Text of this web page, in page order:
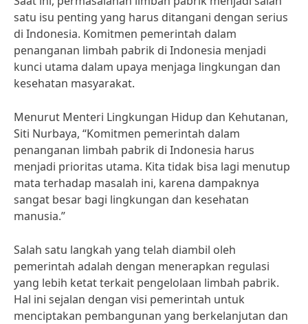
satu isu penting yang harus ditangani dengan serius
di Indonesia. Komitmen pemerintah dalam
penanganan limbah pabrik di Indonesia menjadi
kunci utama dalam upaya menjaga lingkungan dan
kesehatan masyarakat.
Menurut Menteri Lingkungan Hidup dan Kehutanan,
Siti Nurbaya, “Komitmen pemerintah dalam
penanganan limbah pabrik di Indonesia harus
menjadi prioritas utama. Kita tidak bisa lagi menutup
mata terhadap masalah ini, karena dampaknya
sangat besar bagi lingkungan dan kesehatan
manusia.”
Salah satu langkah yang telah diambil oleh
pemerintah adalah dengan menerapkan regulasi
yang lebih ketat terkait pengelolaan limbah pabrik.
Hal ini sejalan dengan visi pemerintah untuk
menciptakan pembangunan yang berkelanjutan dan